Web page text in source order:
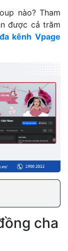
nào? Tham
được cả trăm
kênh Vpage
cha